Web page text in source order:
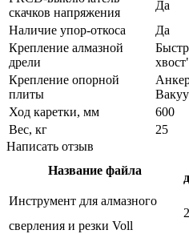
скачков напряжения
Да
Наличие упор-откоса
Да
Крепление алмазной
дрели
Крепление опорной
плиты
Ход каретки, мм
600
Вес, кг
25
Написать отзыв
Название файла
Инструмент для алмазного
сверления и резки Voll